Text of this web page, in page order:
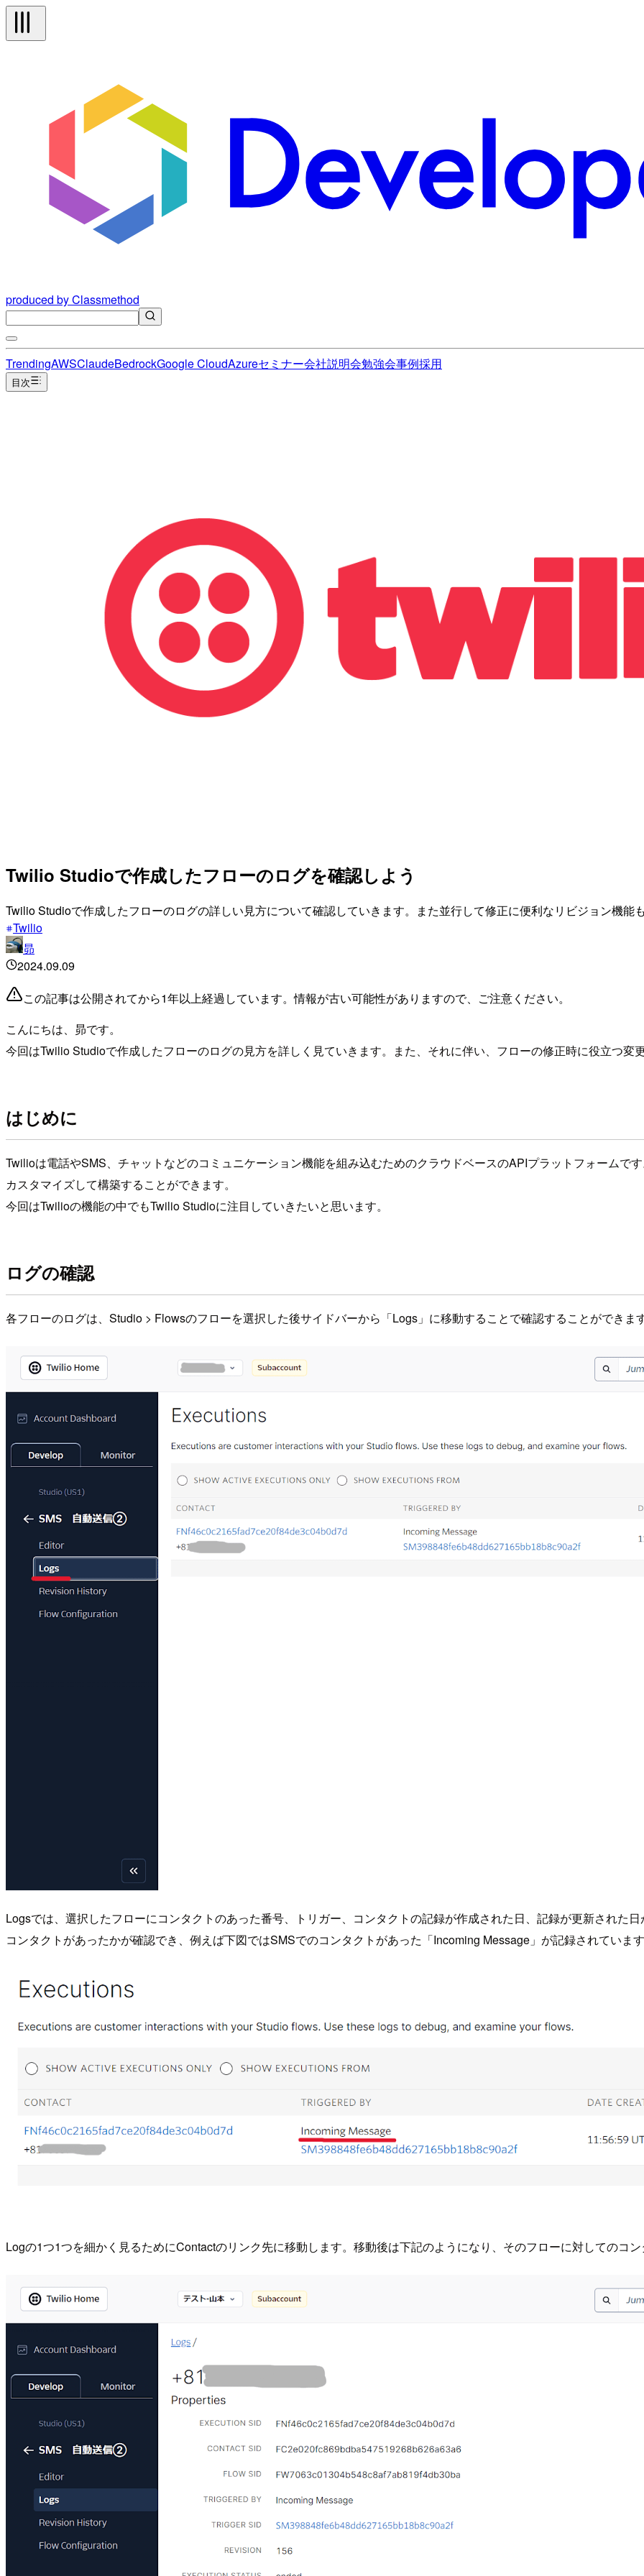
produced by Classmethod
TrendingAWSClaudeBedrockGoogle CloudAzureセミナー会社説明会勉強会事例採用
目次
Twilio Studioで作成したフローのログを確認しよう
Twilio Studioで作成したフローのログの詳しい見方について確認していきます。また並行して修正に便利なリビジョン機能
Twilio
昴
2024.09.09
この記事は公開されてから1年以上経過しています。情報が古い可能性がありますので、ご注意ください。
こんにちは、昴です。
今回はTwilio Studioで作成したフローのログの見方を詳しく見ていきます。また、それに伴い、フローの修正時に役立つ
はじめに
Twilioは電話やSMS、チャットなどのコミュニケーション機能を組み込むためのクラウドベースのAPIプラットフォームで
カスタマイズして構築することができます。
今回はTwilioの機能の中でもTwilio Studioに注目していきたいと思います。
ログの確認
各フローのログは、Studio > Flowsのフローを選択した後サイドバーから「Logs」に移動することで確認することができま
Logsでは、選択したフローにコンタクトのあった番号、トリガー、コンタクトの記録が作成された日、記録が更新された
コンタクトがあったかが確認でき、例えば下図ではSMSでのコンタクトがあった「Incoming Message」が記録されていま
Logの1つ1つを細かく見るためにContactのリンク先に移動します。移動後は下記のようになり、そのフローに対してのコ